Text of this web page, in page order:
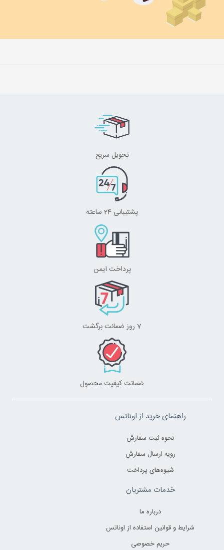
تحویل سریع
پشتیبانی 24 ساعته
پرداخت ایمن
7 روز ضمانت برگشت
ضمانت کیفیت محصول
راهنمای خرید از اوناتس
نحوه ثبت سفارش
رویه ارسال سفارش
شیوه‌های پرداخت
خدمات مشتریان
درباره ما
شرایط و قوانین استفاده از اوناتس
حریم خصوصی